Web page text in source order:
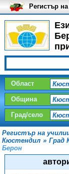
Регистър
Област
Община
Град/село
Регистър на
Кюстендил » Град
Берон